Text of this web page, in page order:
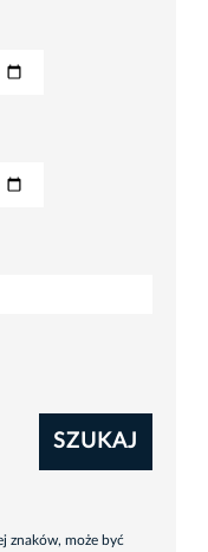
SZUKAJ
znaków, może być